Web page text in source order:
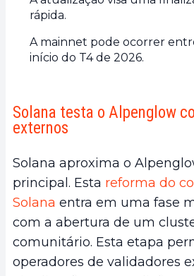
rápida.
A mainnet pode ocorrer
início do T4 de 2026.
Solana testa o Alpenglow
externos
Solana aproxima o
principal. Esta reforma do
Solana entra em uma fase
com a abertura de um
comunitário. Esta etapa
operadores de validadores